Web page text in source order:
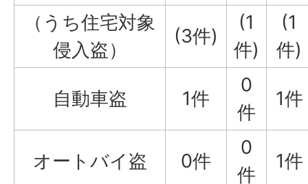
（うち住宅対象
侵入盗）
(3件)
(1
件)
(1
件)
自動車盗 1件
0
件
1件
オートバイ盗 0件
0
件
1件